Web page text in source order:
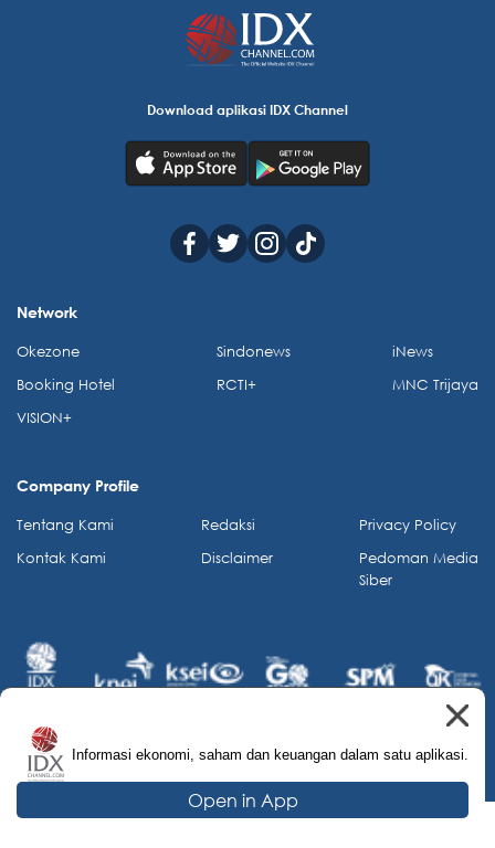
Informasi ekonomi, saham dan keuangan dalam satu aplikasi.
Open in App
Download aplikasi IDX Channel
Network
Okezone
Booking Hotel
VISION+
Sindonews
RCTI+
iNews
MNC Trijaya
Company Profile
Tentang Kami
Kontak Kami
Redaksi
Disclaimer
Privacy Policy
Pedoman Media
Siber
© 2026 IDX Channel. All Rights Reserved.